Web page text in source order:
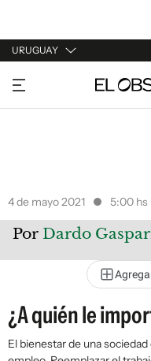
URUGUAY
URUGUAY
ARGENTINA
4 de mayo 2021 5:00 hs
Por Dardo
¿A quién le
El bienestar de una